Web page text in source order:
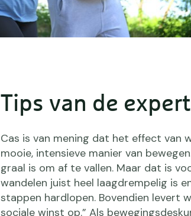
Tips van de expert
Cas is van mening dat het effect van
mooie, intensieve manier van
graal is om af te vallen. Maar dat is
wandelen juist heel laagdrempelig is
stappen hardlopen. Bovendien levert
sociale winst op.” Als